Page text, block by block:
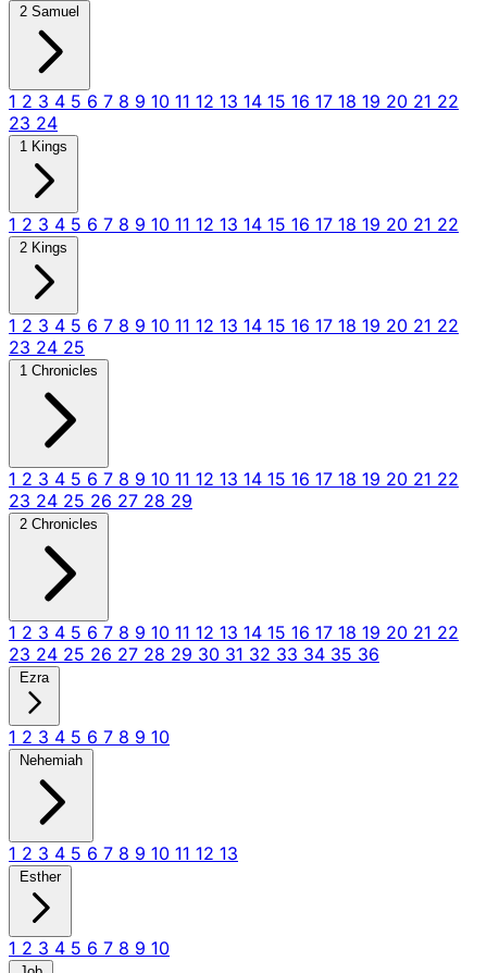
2 Samuel
1 2 3 4 5 6 7 8 9 10 11 12 13 14 15 16 17 18 19 20 21 22
23 24
1 Kings
1 2 3 4 5 6 7 8 9 10 11 12 13 14 15 16 17 18 19 20 21 22
2 Kings
1 2 3 4 5 6 7 8 9 10 11 12 13 14 15 16 17 18 19 20 21 22
23 24 25
1 Chronicles
1 2 3 4 5 6 7 8 9 10 11 12 13 14 15 16 17 18 19 20 21 22
23 24 25 26 27 28 29
2 Chronicles
1 2 3 4 5 6 7 8 9 10 11 12 13 14 15 16 17 18 19 20 21 22
23 24 25 26 27 28 29 30 31 32 33 34 35 36
Ezra
1 2 3 4 5 6 7 8 9 10
Nehemiah
1 2 3 4 5 6 7 8 9 10 11 12 13
Esther
1 2 3 4 5 6 7 8 9 10